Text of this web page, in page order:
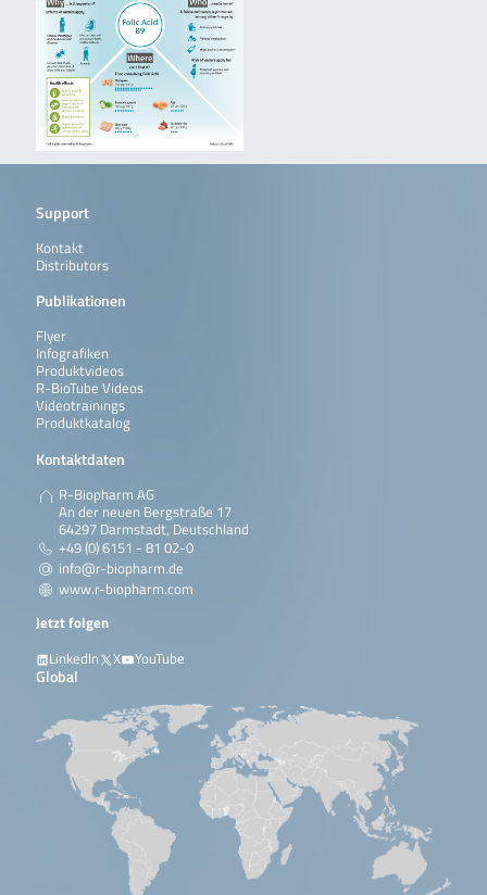
Support
Kontakt
Distributors
Publikationen
Flyer
Infografiken
Produktvideos
R-BioTube Videos
Videotrainings
Produktkatalog
Kontaktdaten
R-Biopharm AG
An der neuen Bergstraße 17
64297 Darmstadt, Deutschland
+49 (0) 6151 - 81 02-0
info@r-biopharm.de
www.r-biopharm.com
Jetzt folgen
LinkedIn
X YouTube
Global